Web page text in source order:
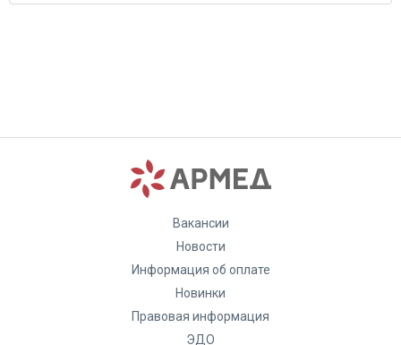
Вакансии
Новости
Информация об оплате
Новинки
Правовая информация
ЭДО